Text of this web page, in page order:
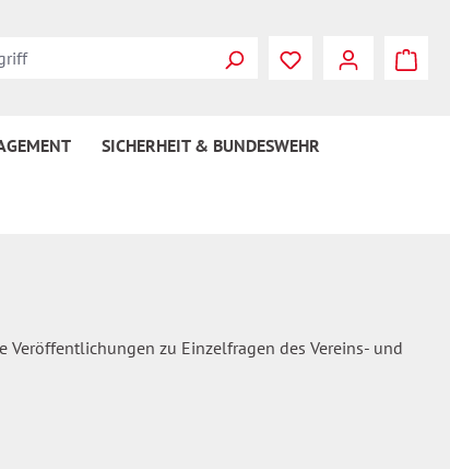
Du hast 0
SICHERHEIT & BUNDESWEHR
zu Einzelfragen des Vereins- und